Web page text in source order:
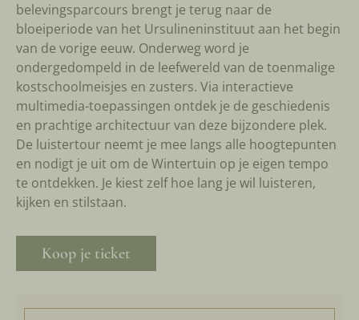
belevingsparcours brengt je terug naar de
bloeiperiode van het Ursulineninstituut aan het begin
van de vorige eeuw. Onderweg word je
ondergedompeld in de leefwereld van de toenmalige
kostschoolmeisjes en zusters. Via interactieve
multimedia-toepassingen ontdek je de geschiedenis
en prachtige architectuur van deze bijzondere plek.
De luistertour neemt je mee langs alle hoogtepunten
en nodigt je uit om de Wintertuin op je eigen tempo
te ontdekken. Je kiest zelf hoe lang je wil luisteren,
kijken en stilstaan.
Koop je ticket